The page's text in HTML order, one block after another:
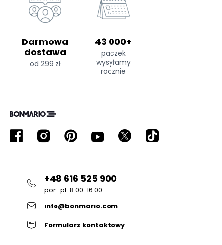
Darmowa
dostawa
od 299 zł
43 000+
paczek
wysyłamy
rocznie
+48 616 525 900
pon-pt: 8:00-16:00
info@bonmario.com
Formularz kontaktowy